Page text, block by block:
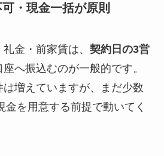
・現金一括が原則
金・前家賃は、 契約日の3営
へ振込むのが一般的です。
増えていますが、まだ少数
金を用意する前提で動いてく